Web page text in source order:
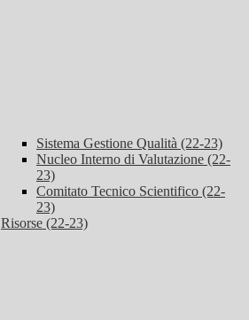
Sistema Gestione Qualità (22-23)
Nucleo Interno di Valutazione (22-
23)
Comitato Tecnico Scientifico (22-
23)
Risorse (22-23)